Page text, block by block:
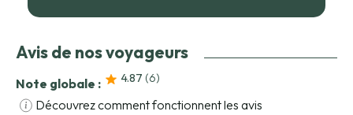
Avis de nos voyageurs
Note globale : 4.87 (6)
Découvrez comment fonctionnent les avis